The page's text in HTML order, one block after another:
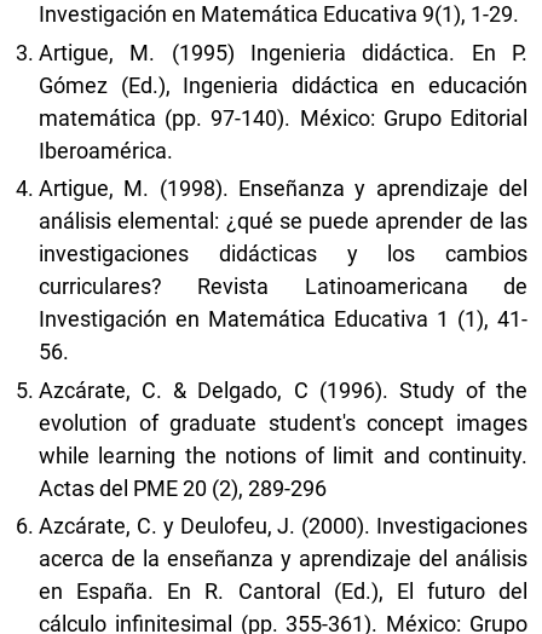
Investigación en Matemática Educativa 9(1), 1-29.
Artigue, M. (1995) Ingenieria didáctica. En P.
Gómez (Ed.), Ingenieria didáctica en educación
matemática (pp. 97-140). México: Grupo Editorial
Iberoamérica.
Artigue, M. (1998). Enseñanza y aprendizaje del
análisis elemental: ¿qué se puede aprender de las
investigaciones didácticas y los cambios
curriculares? Revista Latinoamericana de
Investigación en Matemática Educativa 1 (1), 41-
56.
Azcárate, C. & Delgado, C (1996). Study of the
evolution of graduate student's concept images
while learning the notions of limit and continuity.
Actas del PME 20 (2), 289-296
Azcárate, C. y Deulofeu, J. (2000). Investigaciones
acerca de la enseñanza y aprendizaje del análisis
en España. En R. Cantoral (Ed.), El futuro del
cálculo infinitesimal (pp. 355-361). México: Grupo